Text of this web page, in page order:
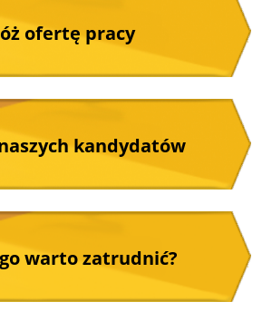
ofertę pracy
kandydatów
warto zatrudnić?